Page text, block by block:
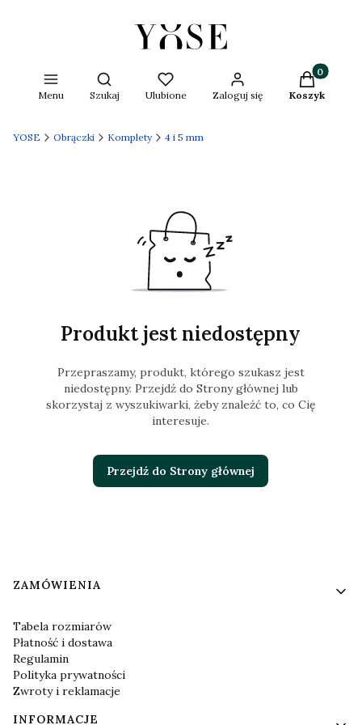
Menu
Otwórz wyszukiwarkę
Szukaj Ulubione Zaloguj się
Produkty
Koszyk
YOSE Obrączki Komplety 4 i 5 mm
Produkt jest niedostępny
Przepraszamy, produkt, którego szukasz jest
niedostępny. Przejdź do Strony głównej lub
skorzystaj z wyszukiwarki, żeby znaleźć to, co Cię
interesuje.
Przejdź do Strony głównej
Linki w stopce
ZAMÓWIENIA
Tabela rozmiarów
Płatność i dostawa
Regulamin
Polityka prywatności
Zwroty i reklamacje
INFORMACJE